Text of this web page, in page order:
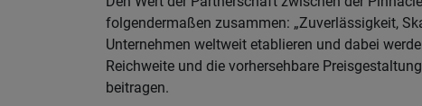
folgendermaßen zusammen: „Zuverlässigkeit,
Unternehmen weltweit etablieren und dabei
Reichweite und die vorhersehbare
beitragen.